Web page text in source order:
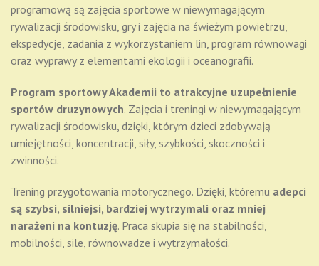
programową są zajęcia sportowe w niewymagającym
rywalizacji środowisku, gry i zajęcia na świeżym powietrzu,
ekspedycje, zadania z wykorzystaniem lin, program równowagi
oraz wyprawy z elementami ekologii i oceanografii.
Program sportowy Akademii to atrakcyjne uzupełnienie
sportów druzynowych. Zajęcia i treningi w niewymagającym
rywalizacji środowisku, dzięki, którym dzieci zdobywają
umiejętności, koncentracji, siły, szybkości, skoczności i
zwinności.
Trening przygotowania motorycznego. Dzięki, któremu adepci
są szybsi, silniejsi, bardziej wytrzymali oraz mniej
narażeni na kontuzję. Praca skupia się na stabilności,
mobilności, sile, równowadze i wytrzymałości.